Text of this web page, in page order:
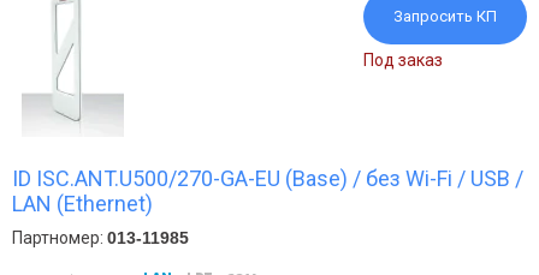
Запросить КП
Под заказ
ID ISC.ANT.U500/270-GA-EU (Base) / без Wi-Fi / USB /
LAN (Ethernet)
Партномер: 013-11985